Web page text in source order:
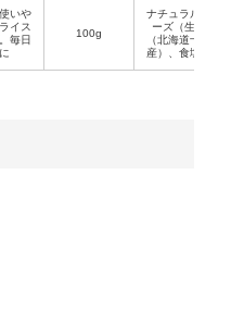
粉、乳化剤、
セルロース、
調味料（アミ
ノ酸等）、着
色料（カロチ
ノイド）、
いや
イス
毎日
100g
ナチュラルチ
ーズ（生乳
（北海道十勝
産）、食塩）